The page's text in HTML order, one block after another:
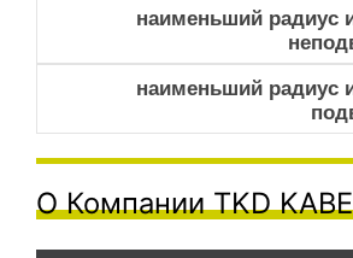
наименьший радиус
наименьший радиус
О Компании TKD